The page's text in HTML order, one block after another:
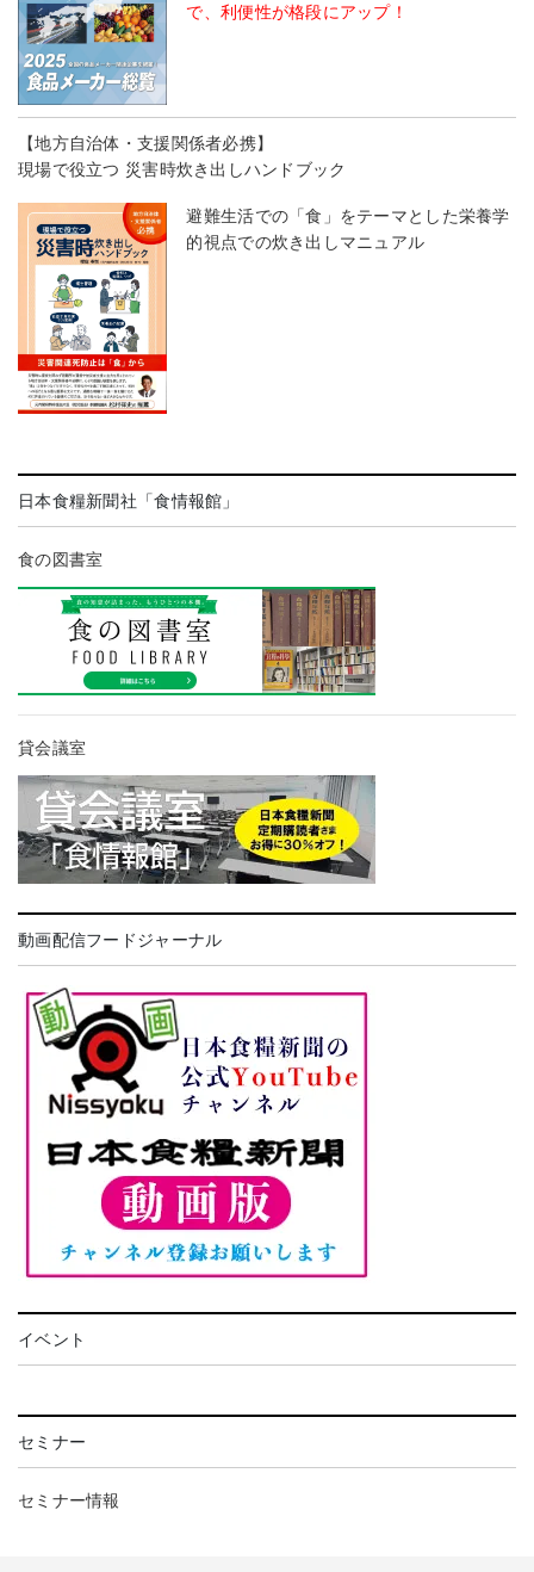
で、利便性が格段にアップ！
【地方自治体・支援関係者必携】
現場で役立つ 災害時炊き出しハンドブック
避難生活での「食」をテーマとした栄養学
的視点での炊き出しマニュアル
日本食糧新聞社「食情報館」
食の図書室
貸会議室
動画配信フードジャーナル
イベント
セミナー
セミナー情報